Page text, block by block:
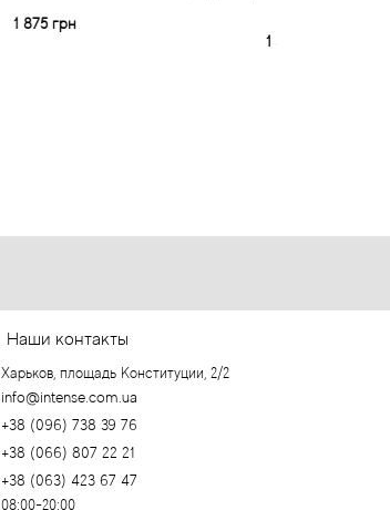
Наши контакты
Харьков, площадь Конституции, 2/2
info@intense.com.ua
+38 (096) 738 39 76
+38 (066) 807 22 21
+38 (063) 423 67 47
08:00-20:00